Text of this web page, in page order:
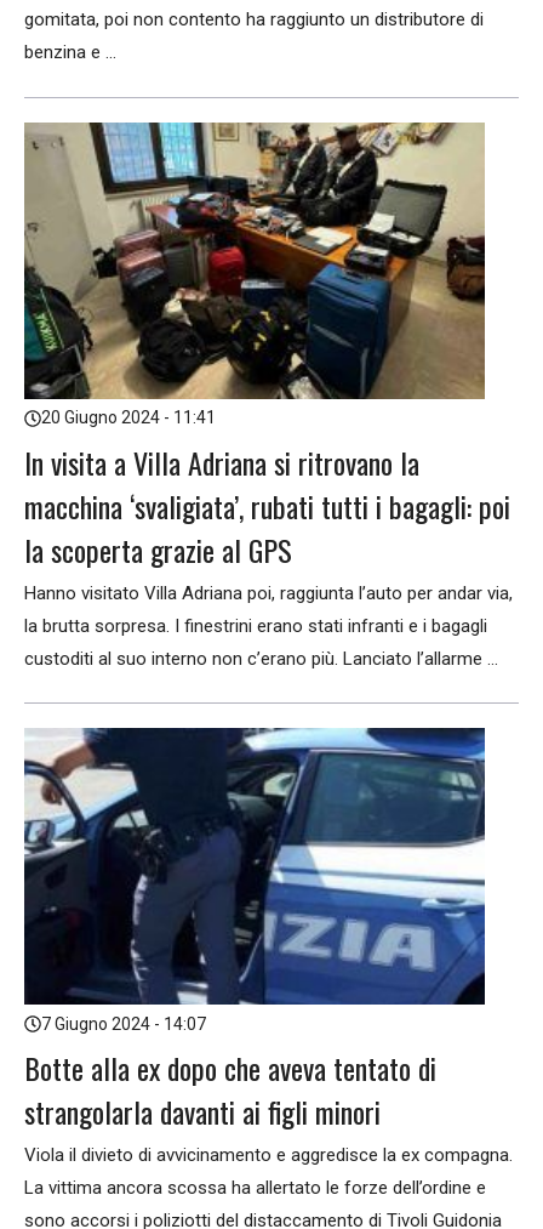
gomitata, poi non contento ha raggiunto un distributore di
benzina e ...
20 Giugno 2024 - 11:41
In visita a Villa Adriana si ritrovano la
macchina ‘svaligiata’, rubati tutti i bagagli: poi
la scoperta grazie al GPS
Hanno visitato Villa Adriana poi, raggiunta l’auto per andar via,
la brutta sorpresa. I finestrini erano stati infranti e i bagagli
custoditi al suo interno non c’erano più. Lanciato l’allarme ...
7 Giugno 2024 - 14:07
Botte alla ex dopo che aveva tentato di
strangolarla davanti ai figli minori
Viola il divieto di avvicinamento e aggredisce la ex compagna.
La vittima ancora scossa ha allertato le forze dell’ordine e
sono accorsi i poliziotti del distaccamento di Tivoli Guidonia